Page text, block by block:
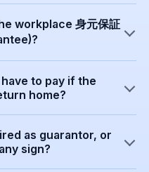
workplace 身元保証
to pay if the
home?
as guarantor, or
sign?